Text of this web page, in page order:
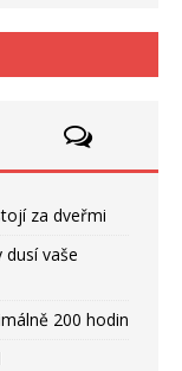
za dveřmi
dusí vaše
200 hodin